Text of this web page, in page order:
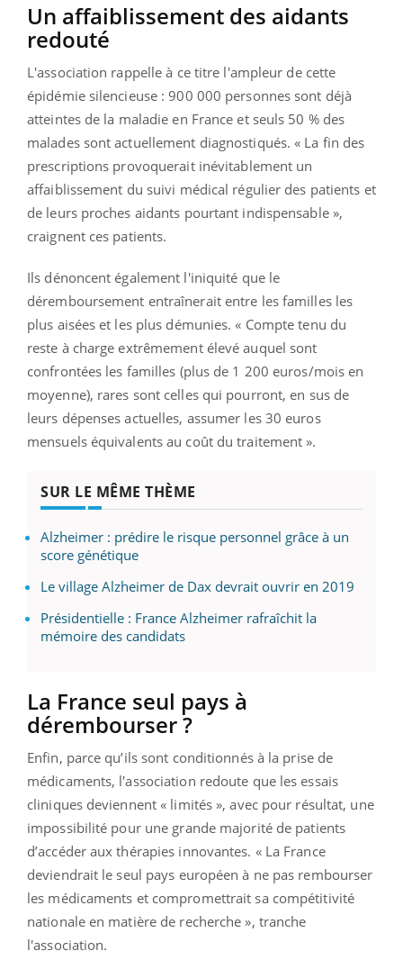
Un affaiblissement des aidants
redouté
L'association rappelle à ce titre l'ampleur de cette
épidémie silencieuse : 900 000 personnes sont déjà
atteintes de la maladie en France et seuls 50 % des
malades sont actuellement diagnostiqués. « La fin des
prescriptions provoquerait inévitablement un
affaiblissement du suivi médical régulier des patients et
de leurs proches aidants pourtant indispensable »,
craignent ces patients.
Ils dénoncent également l'iniquité que le
déremboursement entraînerait entre les familles les
plus aisées et les plus démunies. « Compte tenu du
reste à charge extrêmement élevé auquel sont
confrontées les familles (plus de 1 200 euros/mois en
moyenne), rares sont celles qui pourront, en sus de
leurs dépenses actuelles, assumer les 30 euros
mensuels équivalents au coût du traitement ».
SUR LE MÊME THÈME
Alzheimer : prédire le risque personnel grâce à un
score génétique
Le village Alzheimer de Dax devrait ouvrir en 2019
Présidentielle : France Alzheimer rafraîchit la
mémoire des candidats
La France seul pays à
dérembourser ?
Enfin, parce qu’ils sont conditionnés à la prise de
médicaments, l'association redoute que les essais
cliniques deviennent « limités », avec pour résultat, une
impossibilité pour une grande majorité de patients
d’accéder aux thérapies innovantes. « La France
deviendrait le seul pays européen à ne pas rembourser
les médicaments et compromettrait sa compétitivité
nationale en matière de recherche », tranche
l'association.